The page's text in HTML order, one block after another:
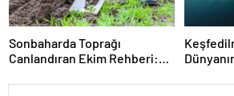
Sonbaharda Toprağı
Canlandıran Ekim Rehberi:
Bahçe Giderimi